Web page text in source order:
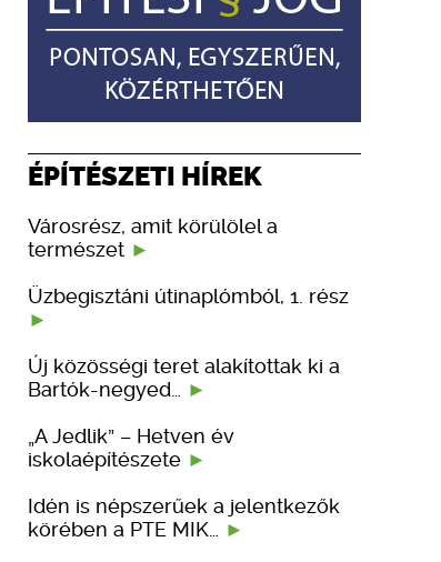
ÉPÍTÉSZETI HÍREK
Városrész, amit körülölel a
természet
Üzbegisztáni útinaplómból, 1. rész
Új közösségi teret alakítottak ki a
Bartók-negyed…
„A Jedlik” – Hetven év
iskolaépítészete
Idén is népszerűek a jelentkezők
körében a PTE MIK…